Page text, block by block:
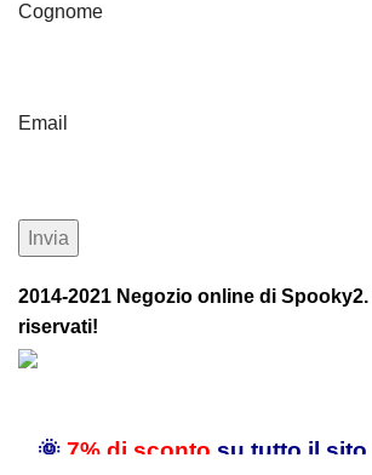
Cognome
Email
2014-2021 Negozio online di
riservati!
🌞 7% di sconto su tutto il